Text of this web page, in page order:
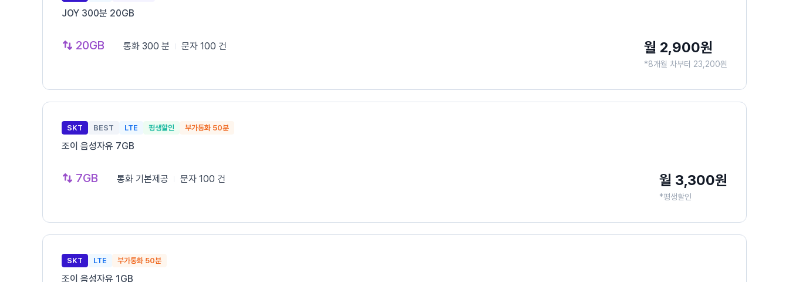
JOY 300분 20GB
20GB 통화 300 분 문자 100 건 월 2,900원
*8개월 차부터 23,200원
SKT BEST LTE 평생할인 부가통화 50분
조이 음성자유 7GB
7GB 통화 기본제공 문자 100 건 월 3,300원
*평생할인
SKT LTE 부가통화 50분
조이 음성자유 1GB